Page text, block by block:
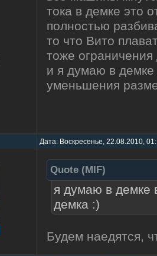
тока в демке это
полностью
то что Вито
тоже ограничения
и я думаю в
уменьшения
Дата: Воскресенье, 22.08.2010,
Quote (MIF)
я думаю в демке
демка :)
Будем наедятся,